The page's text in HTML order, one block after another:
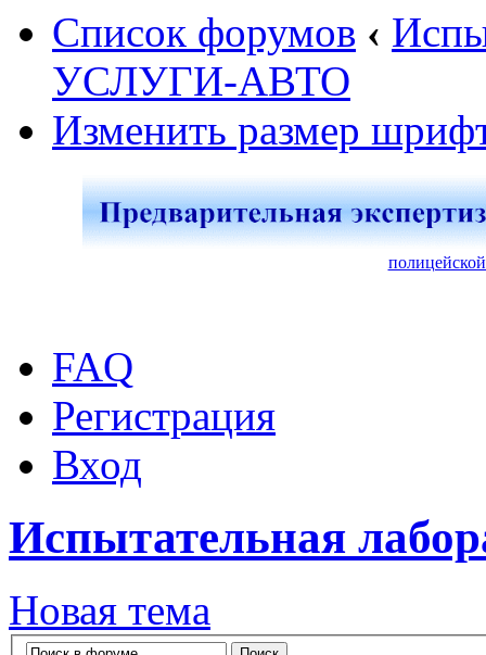
Список форумов ‹
УСЛУГИ-АВТО
Изменить размер
FAQ
Регистрация
Вход
Испытательная
Новая тема